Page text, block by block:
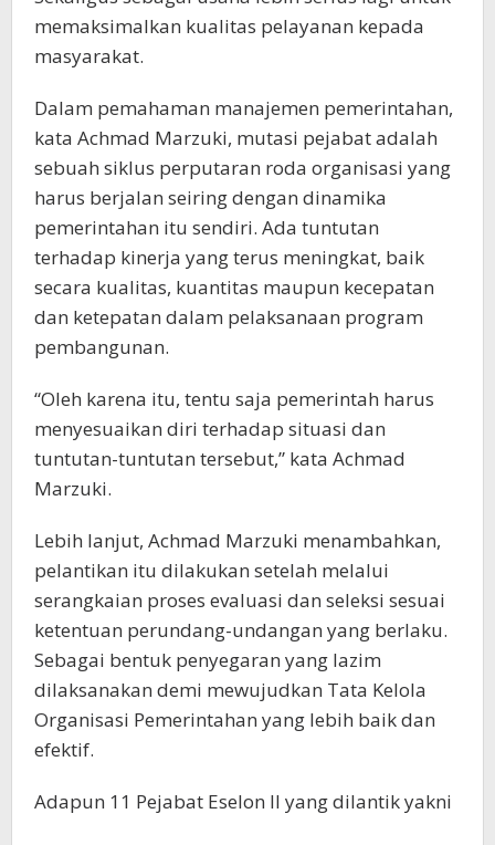
memaksimalkan kualitas pelayanan kepada
masyarakat.
Dalam pemahaman manajemen pemerintahan,
kata Achmad Marzuki, mutasi pejabat adalah
sebuah siklus perputaran roda organisasi yang
harus berjalan seiring dengan dinamika
pemerintahan itu sendiri. Ada tuntutan
terhadap kinerja yang terus meningkat, baik
secara kualitas, kuantitas maupun kecepatan
dan ketepatan dalam pelaksanaan program
pembangunan.
“Oleh karena itu, tentu saja pemerintah harus
menyesuaikan diri terhadap situasi dan
tuntutan-tuntutan tersebut,” kata Achmad
Marzuki.
Lebih lanjut, Achmad Marzuki menambahkan,
pelantikan itu dilakukan setelah melalui
serangkaian proses evaluasi dan seleksi sesuai
ketentuan perundang-undangan yang berlaku.
Sebagai bentuk penyegaran yang lazim
dilaksanakan demi mewujudkan Tata Kelola
Organisasi Pemerintahan yang lebih baik dan
efektif.
Adapun 11 Pejabat Eselon II yang dilantik yakni